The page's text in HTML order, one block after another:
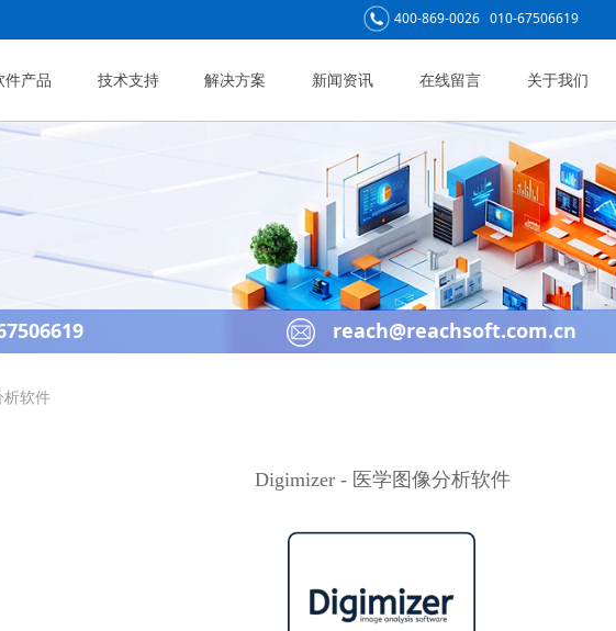
件产品 技术支持 解决方案 新闻资讯 在线留言 关于我们
400-869-0026 010-67506619
Digimizer - 医学图像分析软件
析软件
reach@reachsoft.com.cn